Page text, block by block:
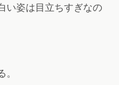
い姿は目立ちすぎなの